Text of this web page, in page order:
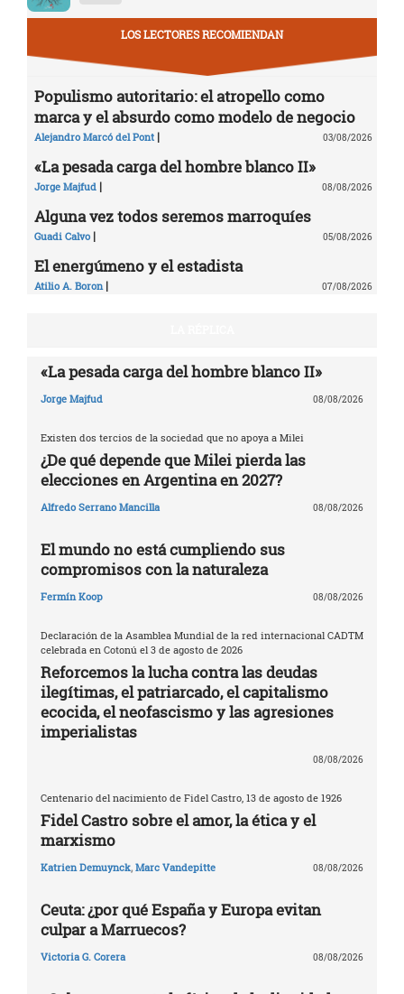
LOS LECTORES RECOMIENDAN
Populismo autoritario: el atropello como
marca y el absurdo como modelo de negocio
Alejandro Marcó del Pont | 03/08/2026
«La pesada carga del hombre blanco II»
Jorge Majfud | 08/08/2026
Alguna vez todos seremos marroquíes
Guadi Calvo | 05/08/2026
El energúmeno y el estadista
Atilio A. Boron| 07/08/2026
«La pesada carga del hombre blanco II»
Jorge Majfud 08/08/2026
Existen dos tercios de la sociedad que no apoya a Milei
¿De qué depende que Milei pierda las
elecciones en Argentina en 2027?
Alfredo Serrano Mancilla 08/08/2026
El mundo no está cumpliendo sus
compromisos con la naturaleza
Fermín Koop 08/08/2026
Declaración de la Asamblea Mundial de la red internacional CADTM
celebrada en Cotonú el 3 de agosto de 2026
Reforcemos la lucha contra las deudas
ilegítimas, el patriarcado, el capitalismo
ecocida, el neofascismo y las agresiones
imperialistas
08/08/2026
Centenario del nacimiento de Fidel Castro, 13 de agosto de 1926
Fidel Castro sobre el amor, la ética y el
marxismo
Katrien Demuynck, Marc Vandepitte 08/08/2026
Ceuta: ¿por qué España y Europa evitan
culpar a Marruecos?
Victoria G. Corera 08/08/2026